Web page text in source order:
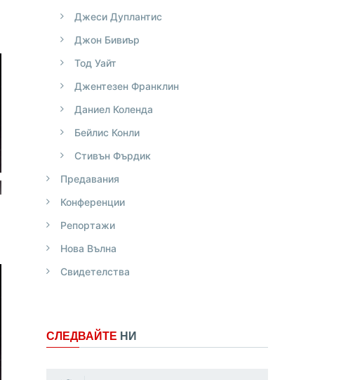
Джеси Дуплантис
Джон Бивиър
Тод Уайт
Джентезен Франклин
Даниел Коленда
Бейлис Конли
Стивън Фърдик
Предавания
Конференции
Репортажи
Нова Вълна
Свидетелства
СЛЕДВАЙТЕ НИ